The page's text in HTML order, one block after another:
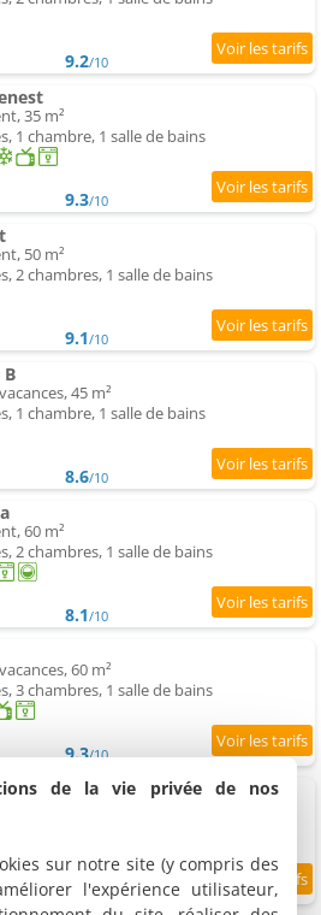
9.2/10
35 m²
1 chambre, 1 salle de bains
9.3/10
50 m²
2 chambres, 1 salle de bains
9.1/10
B
45 m²
1 chambre, 1 salle de bains
8.6/10
60 m²
2 chambres, 1 salle de bains
8.1/10
60 m²
3 chambres, 1 salle de bains
9.3/10
Farm Lodge
8.5/10
de la vie privée de nos
sur notre site (y compris des
l'expérience utilisateur,